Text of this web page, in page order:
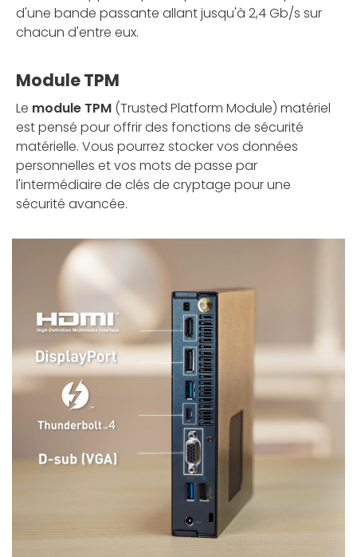
d'une bande passante allant jusqu'à 2,4 Gb/s sur
chacun d'entre eux.
Module TPM
Le module TPM (Trusted Platform Module) matériel
est pensé pour offrir des fonctions de sécurité
matérielle. Vous pourrez stocker vos données
personnelles et vos mots de passe par
l'intermédiaire de clés de cryptage pour une
sécurité avancée.